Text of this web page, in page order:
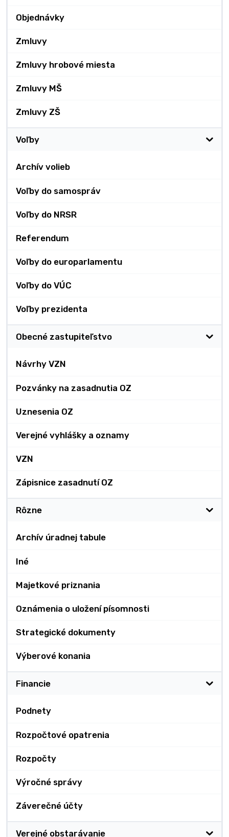
Objednávky
Zmluvy
Zmluvy hrobové miesta
Zmluvy MŠ
Zmluvy ZŠ
Voľby
Archív volieb
Voľby do samospráv
Voľby do NRSR
Referendum
Voľby do europarlamentu
Voľby do VÚC
Voľby prezidenta
Obecné zastupiteľstvo
Návrhy VZN
Pozvánky na zasadnutia OZ
Uznesenia OZ
Verejné vyhlášky a oznamy
VZN
Zápisnice zasadnutí OZ
Rôzne
Archív úradnej tabule
Iné
Majetkové priznania
Oznámenia o uložení písomnosti
Strategické dokumenty
Výberové konania
Financie
Podnety
Rozpočtové opatrenia
Rozpočty
Výročné správy
Záverečné účty
Verejné obstarávanie